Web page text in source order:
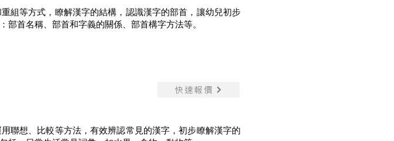
組等方式，瞭解漢字的結構，認識漢字的部首，讓幼兒初步
首名稱、部首和字義的關係、部首構字方法等。
快速報價
聯想、比較等方法，有效辨認常見的漢字，初步瞭解漢字的